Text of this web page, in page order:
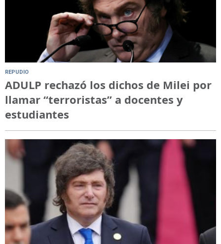
REPUDIO
ADULP rechazó los dichos de Milei por
llamar “terroristas” a docentes y
estudiantes